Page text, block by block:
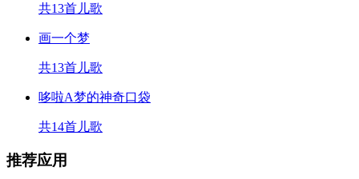
共13首儿歌
画一个梦
共13首儿歌
哆啦A梦的神奇口袋
共14首儿歌
推荐应用